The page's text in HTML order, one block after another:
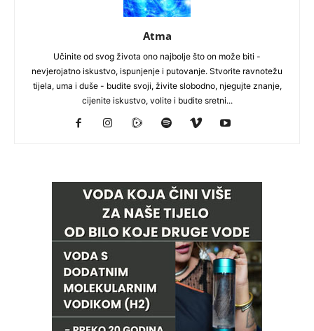
Atma
Učinite od svog života ono najbolje što on može biti -
nevjerojatno iskustvo, ispunjenje i putovanje. Stvorite ravnotežu
tijela, uma i duše - budite svoji, živite slobodno, njegujte znanje,
cijenite iskustvo, volite i budite sretni...